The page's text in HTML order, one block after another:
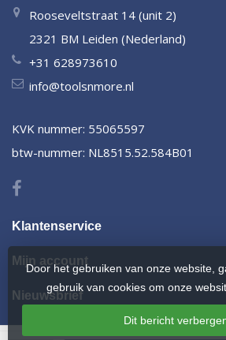
Rooseveltstraat 14 (unit 2)
2321 BM Leiden (Nederland)
+31 628973610
info@toolsnmore.nl
KVK nummer: 55065597
btw-nummer: NL8515.52.584B01
Klantenservice
Mijn account
Nieuwsbrief
Door het gebruiken van onze website,
gebruik van cookies om onze
Dit bericht